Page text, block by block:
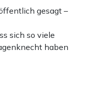
gesagt –
sich so viele
haben